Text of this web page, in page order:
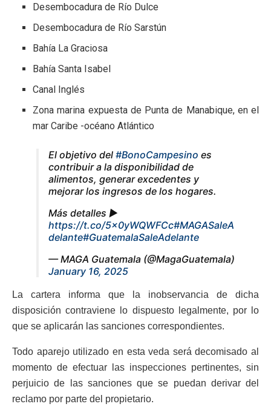
Desembocadura de Río Dulce
Desembocadura de Río Sarstún
Bahía La Graciosa
Bahía Santa Isabel
Canal Inglés
Zona marina expuesta de Punta de Manabique, en el
mar Caribe -océano Atlántico
El objetivo del #BonoCampesino es
contribuir a la disponibilidad de
alimentos, generar excedentes y
mejorar los ingresos de los hogares.
Más detalles ▶️
https://t.co/5x0yWQWFCc#MAGASaleA
delante#GuatemalaSaleAdelante
— MAGA Guatemala (@MagaGuatemala)
January 16, 2025
La cartera informa que la inobservancia de dicha
disposición contraviene lo dispuesto legalmente, por lo
que se aplicarán las sanciones correspondientes.
Todo aparejo utilizado en esta veda será decomisado al
momento de efectuar las inspecciones pertinentes, sin
perjuicio de las sanciones que se puedan derivar del
reclamo por parte del propietario.